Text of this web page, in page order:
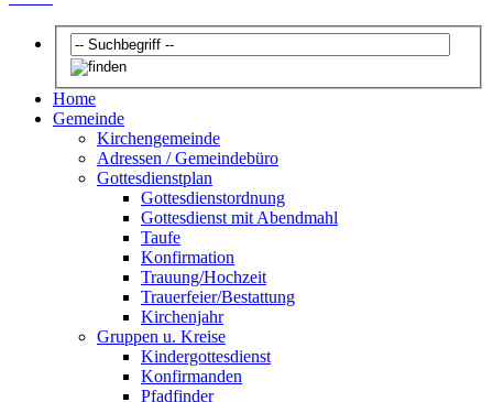
Home
Gemeinde
Kirchengemeinde
Adressen / Gemeindebüro
Gottesdienstplan
Gottesdienstordnung
Gottesdienst mit Abendmahl
Taufe
Konfirmation
Trauung/Hochzeit
Trauerfeier/Bestattung
Kirchenjahr
Gruppen u. Kreise
Kindergottesdienst
Konfirmanden
Pfadfinder